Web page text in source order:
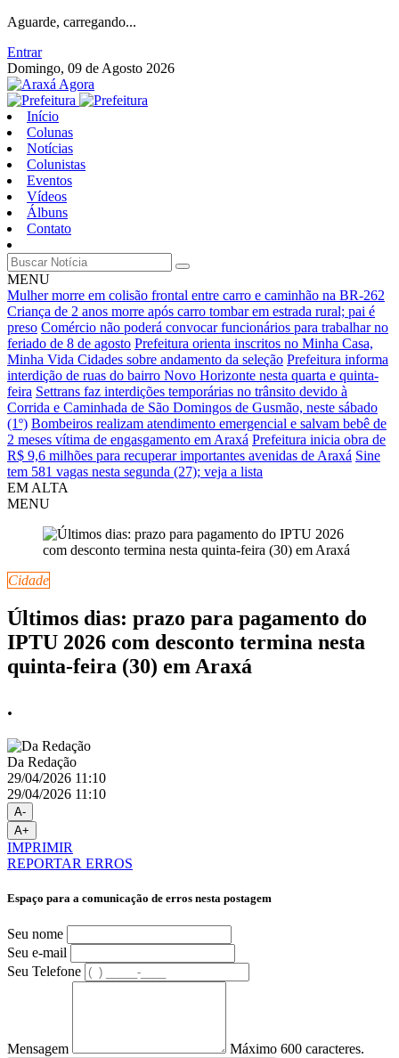
Aguarde, carregando...
Entrar
Domingo, 09 de Agosto 2026
Início
Colunas
Notícias
Colunistas
Eventos
Vídeos
Álbuns
Contato
MENU
Mulher morre em colisão frontal entre carro e caminhão na BR-262
Criança de 2 anos morre após carro tombar em estrada rural; pai é
preso Comércio não poderá convocar funcionários para trabalhar no
feriado de 8 de agosto Prefeitura orienta inscritos no Minha Casa,
Minha Vida Cidades sobre andamento da seleção Prefeitura informa
interdição de ruas do bairro Novo Horizonte nesta quarta e quinta-
feira Settrans faz interdições temporárias no trânsito devido à
Corrida e Caminhada de São Domingos de Gusmão, neste sábado
(1º) Bombeiros realizam atendimento emergencial e salvam bebê de
2 meses vítima de engasgamento em Araxá Prefeitura inicia obra de
R$ 9,6 milhões para recuperar importantes avenidas de Araxá Sine
tem 581 vagas nesta segunda (27); veja a lista
EM ALTA
MENU
Cidade
Últimos dias: prazo para pagamento do
IPTU 2026 com desconto termina nesta
quinta-feira (30) em Araxá
.
Da Redação
29/04/2026 11:10
29/04/2026 11:10
A-
A+
IMPRIMIR
REPORTAR ERROS
Espaço para a comunicação de erros nesta postagem
Seu nome
Seu e-mail
Seu Telefone
Mensagem Máximo 600 caracteres.